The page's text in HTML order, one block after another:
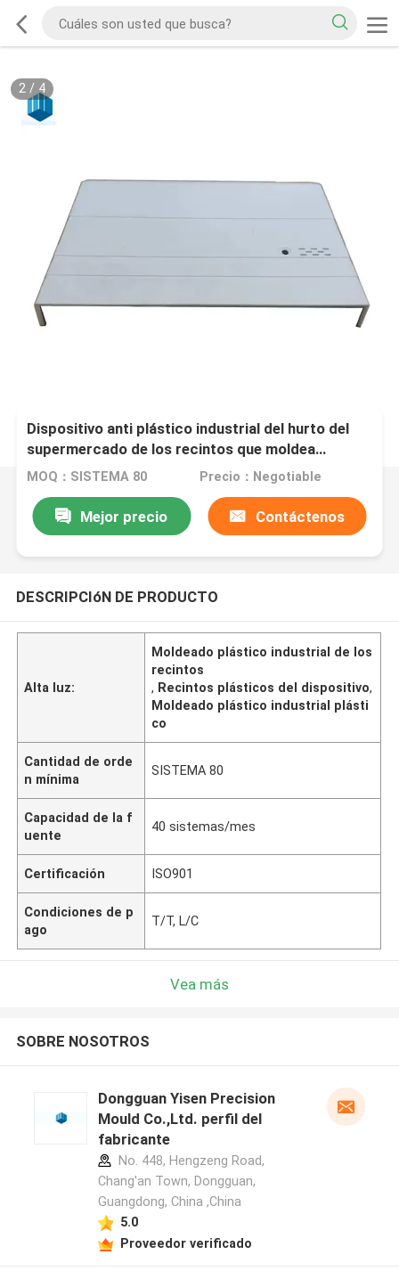
2/ 4
Dispositivo anti plástico industrial del hurto del
supermercado de los recintos que moldea
plásticos
MOQ：SISTEMA 80 Precio：Negotiable
Mejor precio Contáctenos
DESCRIPCIóN DE PRODUCTO
Alta luz:
Moldeado plástico industrial de los
recintos
, Recintos plásticos del dispositivo,
Moldeado plástico industrial plásti
co
Cantidad de orde
n mínima
SISTEMA 80
Capacidad de la f
uente
40 sistemas/mes
Certificación ISO901
Condiciones de p
ago
T/T, L/C
Vea más
SOBRE NOSOTROS
Dongguan Yisen Precision
Mould Co.,Ltd. perfil del
fabricante
No. 448, Hengzeng Road,
Chang'an Town, Dongguan,
Guangdong, China ,China
5.0
Proveedor verificado